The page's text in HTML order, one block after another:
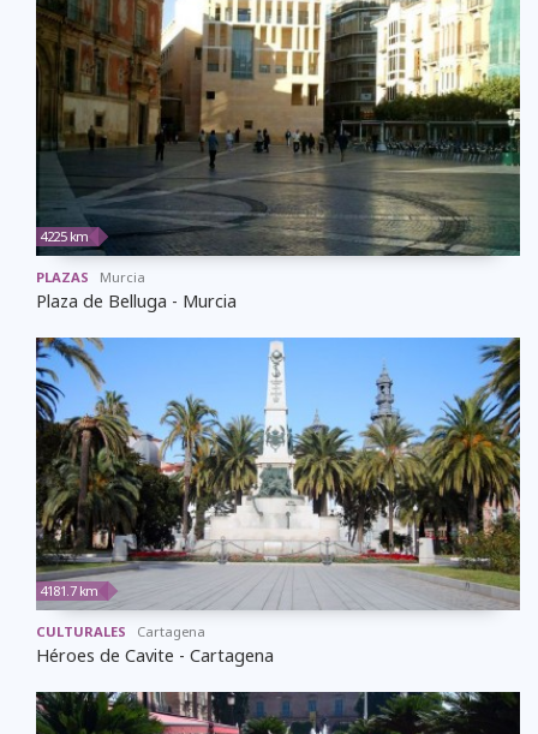
4225 km
PLAZAS Murcia
Plaza de Belluga - Murcia
4181.7 km
CULTURALES Cartagena
Héroes de Cavite - Cartagena